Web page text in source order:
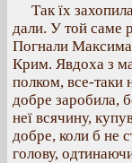
Так їх
дали. У той саме
Погнали Максима
Крим. Явдоха з
полком, все-таки
добре заробила,
неї всячину,
добре, коли б не
голову,